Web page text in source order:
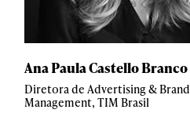
Ana Paula Castello Branco
Diretora de Advertising & Brand
Management, TIM Brasil